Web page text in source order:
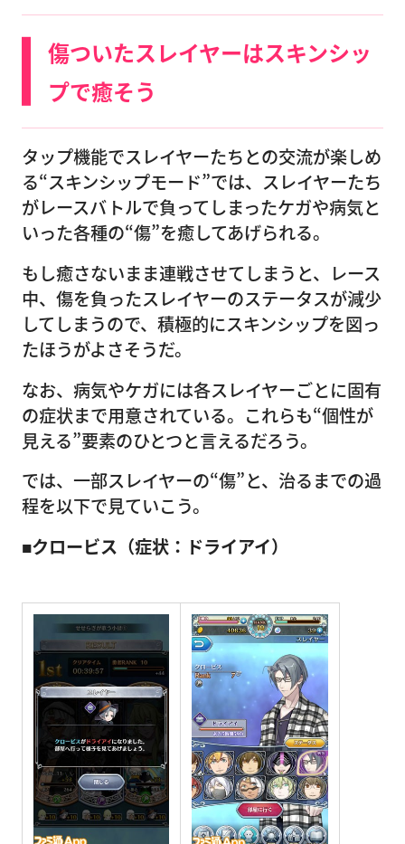
傷ついたスレイヤーはスキンシッ
プで癒そう
タップ機能でスレイヤーたちとの交流が楽しめ
る“スキンシップモード”では、スレイヤーたち
がレースバトルで負ってしまったケガや病気と
いった各種の“傷”を癒してあげられる。
もし癒さないまま連戦させてしまうと、レース
中、傷を負ったスレイヤーのステータスが減少
してしまうので、積極的にスキンシップを図っ
たほうがよさそうだ。
なお、病気やケガには各スレイヤーごとに固有
の症状まで用意されている。これらも“個性が
見える”要素のひとつと言えるだろう。
では、一部スレイヤーの“傷”と、治るまでの過
程を以下で見ていこう。
■クロービス（症状：ドライアイ）